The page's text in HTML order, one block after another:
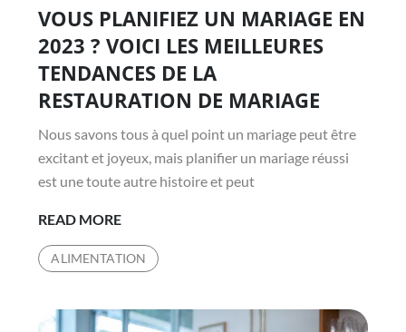
on
VOUS PLANIFIEZ UN MARIAGE EN
2023 ? VOICI LES MEILLEURES
TENDANCES DE LA
RESTAURATION DE MARIAGE
Nous savons tous à quel point un mariage peut être
excitant et joyeux, mais planifier un mariage réussi
est une toute autre histoire et peut
READ MOREVOUS
PLANIFIEZ
UN
EN
ALIMENTATION